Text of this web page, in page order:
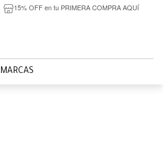
15% OFF en tu PRIMERA COMPRA AQUÍ
MARCAS